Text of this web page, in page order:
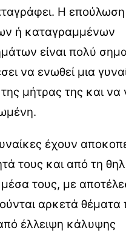
Η
ή καταγραμμένων
είναι πολύ
να ενωθεί μια
μήτρας της και να
έχουν
τους και από τη
μέσα τους, με
αρκετά θέματα
έλλειψη κάλυψης